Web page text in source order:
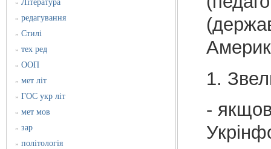
» Література
» редагування
» Стилі
» тех ред
» ООП
» мет літ
» ГОС укр літ
» мет мов
» зар
» політологія
1.
-